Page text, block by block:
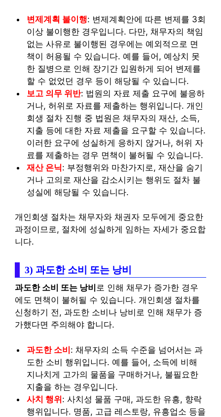
변제계획 불이행: 변제계획안에 따른 변제를 3회
이상 불이행한 경우입니다. 다만, 채무자의 책임
없는 사유로 불이행된 경우에는 예외적으로 면
책이 허용될 수 있습니다. 예를 들어, 예상치 못
한 질병으로 인해 장기간 입원하게 되어 변제를
할 수 없었던 경우 등이 해당될 수 있습니다.
보고 의무 위반: 법원의 자료 제출 요구에 불응하
거나, 허위로 자료를 제출하는 행위입니다. 개인
회생 절차 진행 중 법원은 채무자의 재산, 소득,
지출 등에 대한 자료 제출을 요구할 수 있습니다.
이러한 요구에 성실하게 응하지 않거나, 허위 자
료를 제출하는 경우 면책이 불허될 수 있습니다.
재산 은닉: 부정행위와 마찬가지로, 재산을 숨기
거나 고의로 재산을 감소시키는 행위도 절차 불
성실에 해당될 수 있습니다.
개인회생 절차는 채무자와 채권자 모두에게 중요한
과정이므로, 절차에 성실하게 임하는 자세가 중요합
니다.
3) 과도한 소비 또는 낭비
과도한 소비 또는 낭비 로 인해 채무가 증가한 경우
에도 면책이 불허될 수 있습니다. 개인회생 절차를
신청하기 전, 과도한 소비나 낭비로 인해 채무가 증
가했다면 주의해야 합니다.
과도한 소비: 채무자의 소득 수준을 넘어서는 과
도한 소비 행위입니다. 예를 들어, 소득에 비해
지나치게 고가의 물품을 구매하거나, 불필요한
지출을 하는 경우입니다.
사치 행위: 사치성 물품 구매, 과도한 유흥, 향락
행위입니다. 명품, 고급 레스토랑, 유흥업소 등을